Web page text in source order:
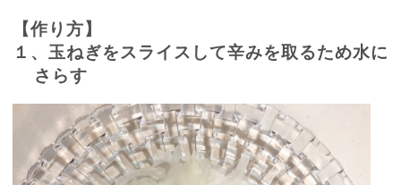
【作り方】
１、玉ねぎをスライスして辛みを取るため水に
さらす